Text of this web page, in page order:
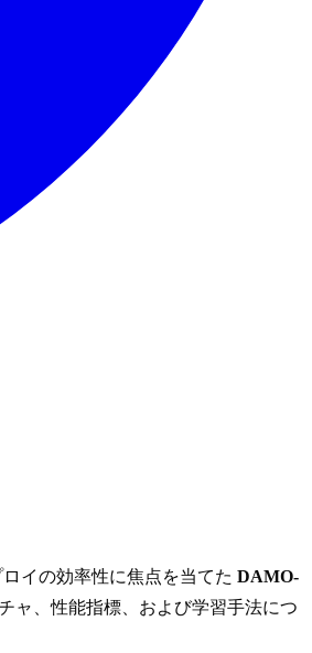
イの効率性に焦点を当てた DAMO-
ャ、性能指標、および学習手法につ